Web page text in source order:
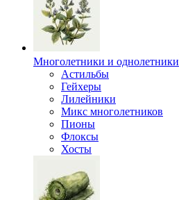
Многолетники и однолетники
Астильбы
Гейхеры
Лилейники
Микс многолетников
Пионы
Флоксы
Хосты